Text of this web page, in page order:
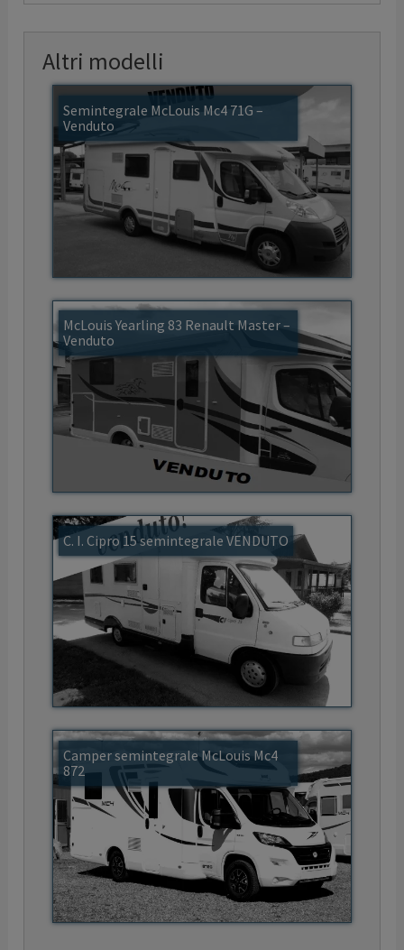
Altri modelli
Semintegrale McLouis Mc4 71G –
Venduto
McLouis Yearling 83 Renault Master –
Venduto
C. I. Cipro 15 semintegrale VENDUTO
Camper semintegrale McLouis Mc4
872